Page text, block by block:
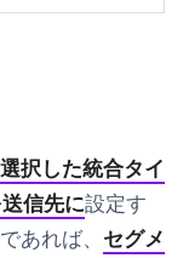
選択した統合タイ
信先に設定す
あれば、 セグメ